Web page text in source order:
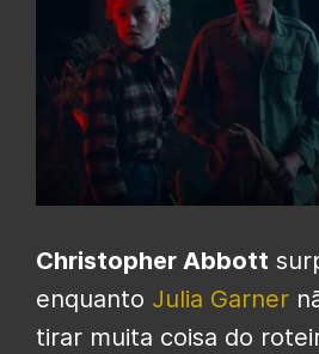
Christopher Abbott
enquanto Julia Garner
tirar muita coisa do